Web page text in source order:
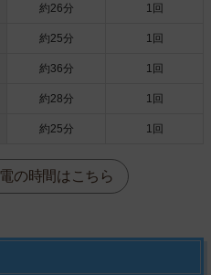
約26分 1回
約25分 1回
約36分 1回
約28分 1回
約25分 1回
の時間はこちら